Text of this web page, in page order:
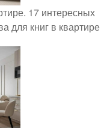
17 интересных
для книг в квартире